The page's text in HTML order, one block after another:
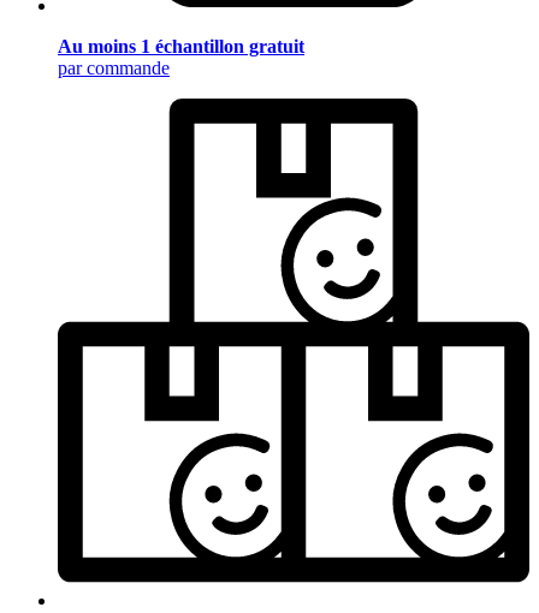
Au moins 1 échantillon gratuit
par commande